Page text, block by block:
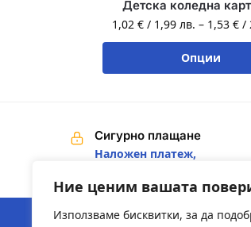
Ние ценим вашата
Използваме бисквитки, за да
Детска коледна
1,02 € / 1,99 лв. – 1,53 € /
Опции
Сигурно плащане
Наложен платеж,